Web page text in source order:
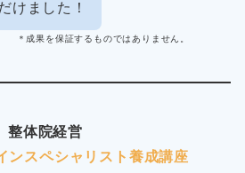
けました！
るものではありません。
整体院経営
ンスペシャリスト養成講座